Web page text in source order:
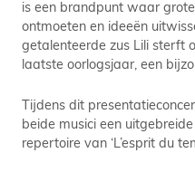
is een brandpunt waar
ontmoeten en ideeën
getalenteerde zus Lili sterft
laatste oorlogsjaar, een
Tijdens dit
beide musici een
repertoire van ‘L’esprit du